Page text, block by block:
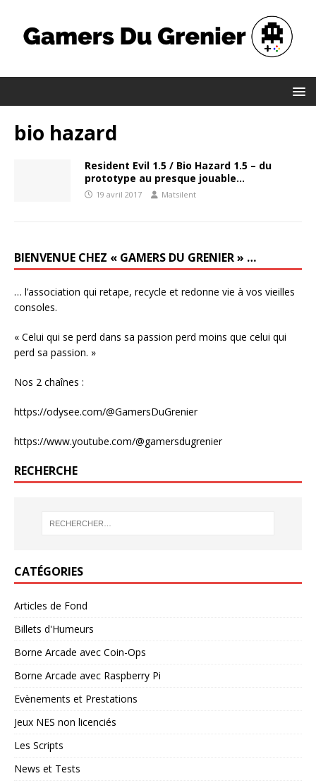
bio hazard
Resident Evil 1.5 / Bio Hazard 1.5 – du
prototype au presque jouable…
19 avril 2017 Matsilent
BIENVENUE CHEZ « GAMERS DU GRENIER » …
… l’association qui retape, recycle et redonne vie à vos vieilles
consoles.
« Celui qui se perd dans sa passion perd moins que celui qui
perd sa passion. »
Nos 2 chaînes :
https://odysee.com/@GamersDuGrenier
https://www.youtube.com/@gamersdugrenier
RECHERCHE
CATÉGORIES
Articles de Fond
Billets d'Humeurs
Borne Arcade avec Coin-Ops
Borne Arcade avec Raspberry Pi
Evènements et Prestations
Jeux NES non licenciés
Les Scripts
News et Tests